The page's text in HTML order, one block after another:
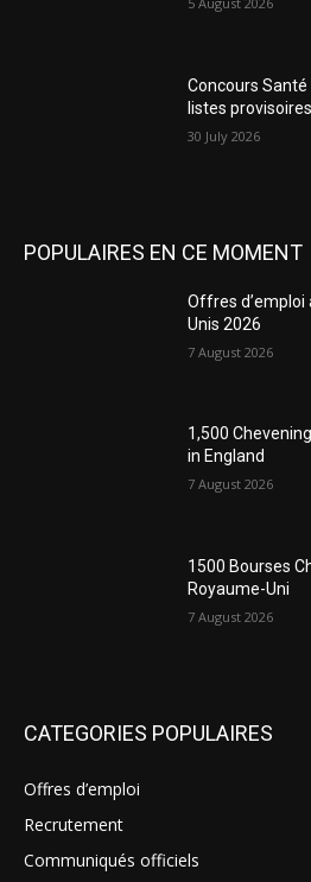
Concours
listes
30 July 2026
POPULAIRES EN CE MOMENT
Offres d’emploi
Unis 2026
7 August 2026
1,500
in England
7 August 2026
1500 Bourses
Royaume-Uni
7 August 2026
CATEGORIES POPULAIRES
Offres d’emploi
Recrutement
Communiqués officiels